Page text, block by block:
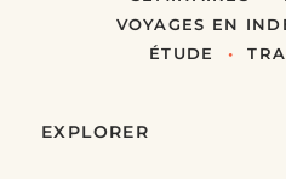
VOYAGES EN
ÉTUDE
•
EXPLORER